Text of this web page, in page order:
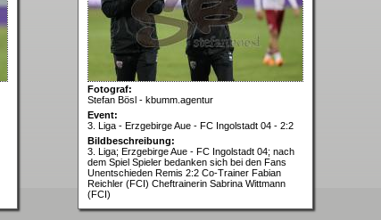
Fotograf:
Stefan Bösl - kbumm.agentur
Event:
3. Liga - Erzgebirge Aue - FC Ingolstadt 04 - 2:2
Bildbeschreibung:
3. Liga; Erzgebirge Aue - FC Ingolstadt 04; nach
dem Spiel Spieler bedanken sich bei den Fans
Unentschieden Remis 2:2 Co-Trainer Fabian
Reichler (FCI) Cheftrainerin Sabrina Wittmann
(FCI)